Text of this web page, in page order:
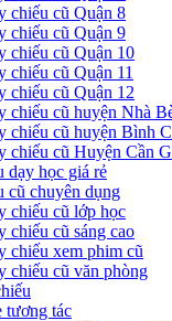
chiếu cũ Quận 8
chiếu cũ Quận 9
chiếu cũ Quận 10
chiếu cũ Quận 11
chiếu cũ Quận 12
chiếu cũ huyện Nhà
chiếu cũ huyện Bình
chiếu cũ Huyện Cần
dạy học giá rẻ
cũ chuyên dụng
chiếu cũ lớp học
chiếu cũ sáng cao
chiếu xem phim cũ
chiếu cũ văn phòng
tương tác